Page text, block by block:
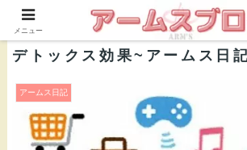
株式会社ＡＲＭ’Ｓ 公式ブ
デトックス効果~アームス日
アームス日記
メニュー